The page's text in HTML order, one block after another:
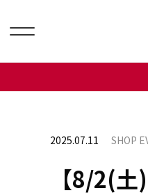
2025.07.11 SHOP
【8/2(